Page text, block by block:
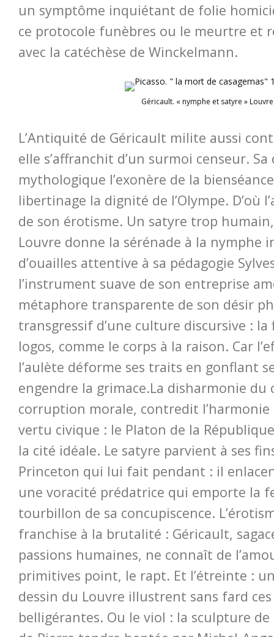
un symptôme inquiétant de folie
ce protocole funèbres ou le meurtre et
avec la catéchèse de Winckelmann.
Géricault. « nymphe et satyre » Louvre
L’Antiquité de Géricault milite aussi
elle s’affranchit d’un surmoi censeur.
mythologique l’exonère de la
libertinage la dignité de l’Olympe. D’où
de son érotisme. Un satyre trop
Louvre donne la sérénade à la nymphe
d’ouailles attentive à sa pédagogie
l’instrument suave de son entreprise
métaphore transparente de son désir
transgressif d’une culture discursive : la
logos, comme le corps à la raison. Car
l’aulète déforme ses traits en gonflant
engendre la grimace.La disharmonie du
corruption morale, contredit l’harmonie
vertu civique : le Platon de la
la cité idéale. Le satyre parvient à ses
Princeton qui lui fait pendant : il
une voracité prédatrice qui emporte la
tourbillon de sa concupiscence.
franchise à la brutalité : Géricault,
passions humaines, ne connaît de
primitives point, le rapt. Et l’étreinte :
dessin du Louvre illustrent sans fard
belligérantes. Ou le viol : la sculpture